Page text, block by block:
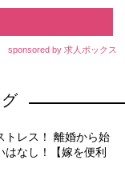
sponsored by 求人ボックス
トレス！ 離婚から始
はなし！【嫁を便利